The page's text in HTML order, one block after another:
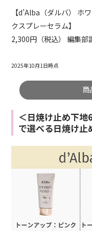
【d’Alba（ダルバ） ホ
クスプレーセラム】
2,300円（税込） 編集部
2025年10月1日時点
商
＜日焼け止め下
で選べる日焼け止